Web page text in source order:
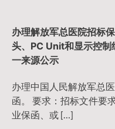
办理解放军总医院招标
头、PC Unit和显示控
一来源公示
办理中国人民解放军总
函。 要求：招标文件要
业保函、或 […]